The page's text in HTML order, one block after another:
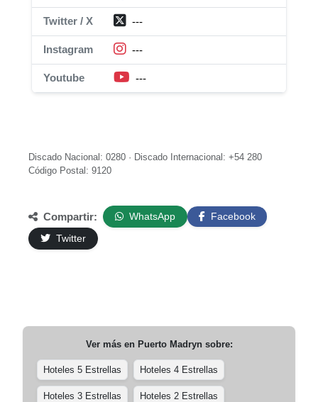
Twitter / X ---
Instagram ---
Youtube ---
Discado Nacional: 0280 · Discado Internacional: +54 280
Código Postal: 9120
Compartir: WhatsApp
Facebook
Twitter
Ver más en Puerto Madrynsobre:
Hoteles 5 Estrellas Hoteles 4 Estrellas
Hoteles 3 Estrellas Hoteles 2 Estrellas